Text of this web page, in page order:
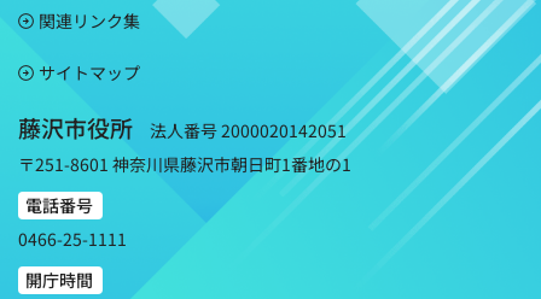
関連リンク集
サイトマップ
藤沢市役所
法人番号 2000020142051
〒251-8601 神奈川県藤沢市朝日町1番地の1
電話番号
0466-25-1111
開庁時間